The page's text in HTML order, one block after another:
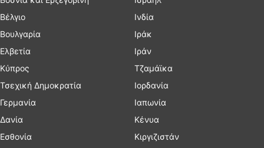
Βέλγιο
Βουλγαρία
Ελβετία
Κύπρος
Τσεχική Δημοκρατία
Γερμανία
Δανία
Εσθονία
Ινδία
Ιράκ
Ιράν
Τζαμάϊκα
Ιορδανία
Ιαπωνία
Κένυα
Κιργιζιστάν